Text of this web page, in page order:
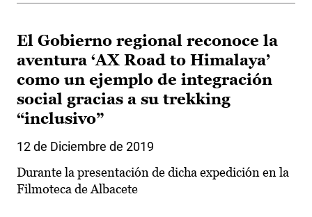
El Gobierno regional reconoce la
aventura ‘AX Road to Himalaya’
como un ejemplo de integración
social gracias a su trekking
“inclusivo”
12 de Diciembre de 2019
Durante la presentación de dicha expedición en la
Filmoteca de Albacete